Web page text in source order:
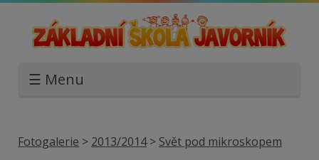
☰ Menu
Fotogalerie > 2013/2014> Svět pod mikroskopem